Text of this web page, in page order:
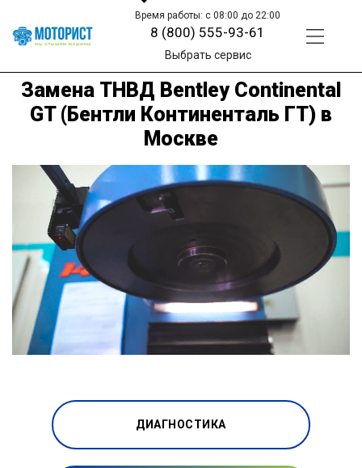
Время работы: с 08:00 до 22:00
8 (800) 555-93-61
Выбрать сервис
Замена ТНВД Bentley Continental
GT (Бентли Континенталь ГТ) в
Москве
ДИАГНОСТИКА